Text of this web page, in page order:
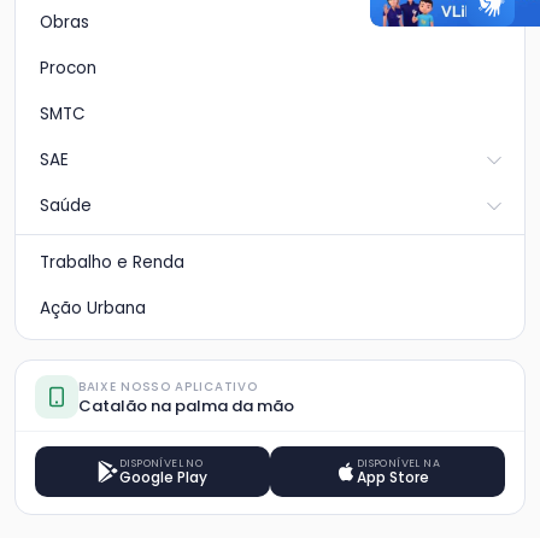
Obras
Procon
SMTC
SAE
Saúde
Trabalho e Renda
Ação Urbana
BAIXE NOSSO APLICATIVO
Catalão na palma da mão
DISPONÍVEL NO
Google Play
DISPONÍVEL NA
App Store